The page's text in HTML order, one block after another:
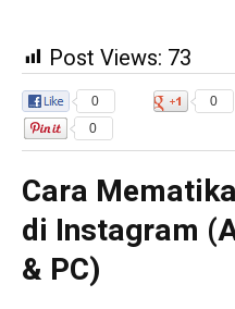
Post Views: 73
0 0
0
Cara
di Instagram
& PC)